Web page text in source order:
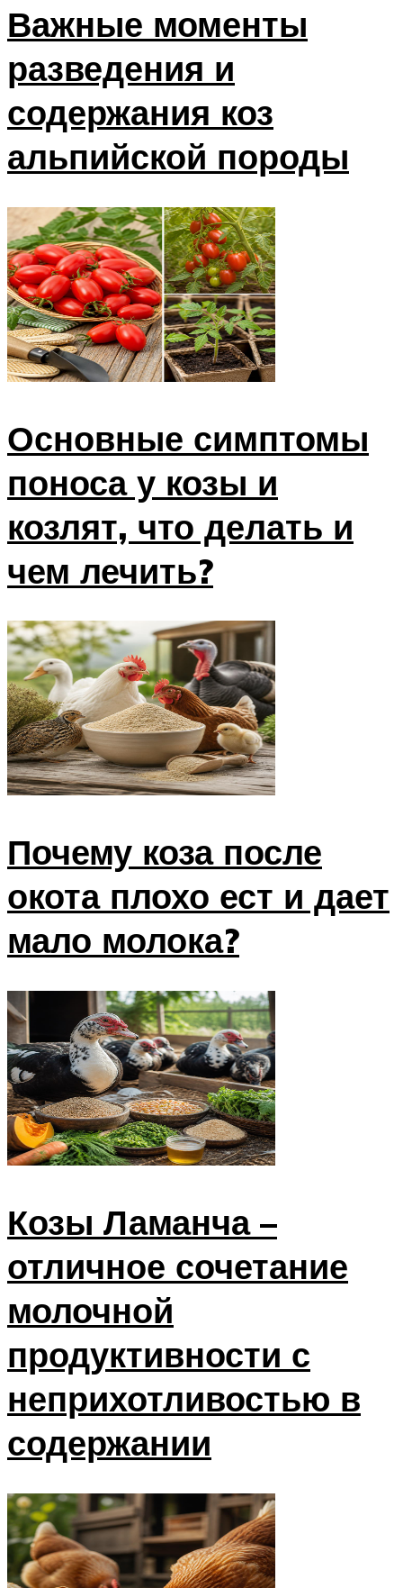
Важные моменты
разведения и
содержания коз
альпийской породы
Основные симптомы
поноса у козы и
козлят, что делать и
чем лечить?
Почему коза после
окота плохо ест и дает
мало молока?
Козы Ламанча –
отличное сочетание
молочной
продуктивности с
неприхотливостью в
содержании